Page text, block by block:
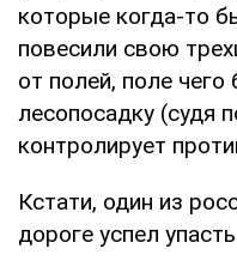
которые когда-то
повесили свою
от полей, поле
лесопосадку (судя
контролирует
Кстати, один из
дороге успел